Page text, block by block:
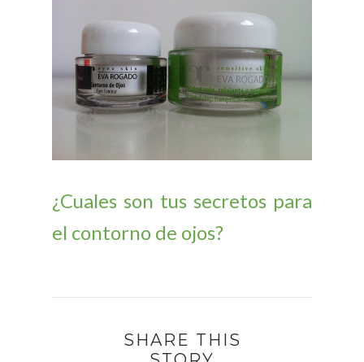
¿Cuales son tus secretos para
el contorno de ojos?
SHARE THIS